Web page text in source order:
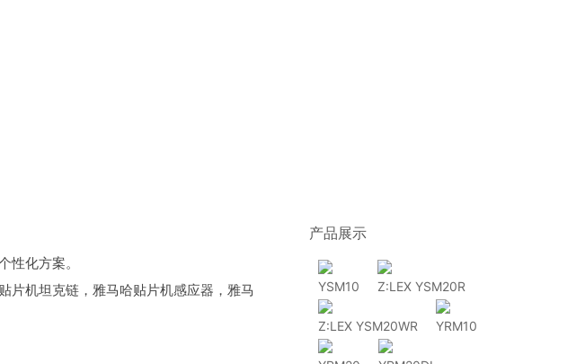
性化方案。
片机坦克链，雅马哈贴片机感应器，雅马
产品展示
YSM10 Z:LEX YSM20R
Z:LEX YSM20WR YRM10